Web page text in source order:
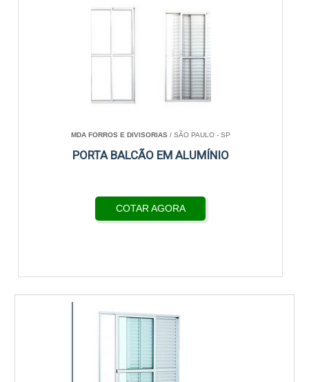
MDA FORROS E DIVISORIAS/ SÃO PAULO - SP
PORTA BALCÃO EM ALUMÍNIO
COTAR AGORA